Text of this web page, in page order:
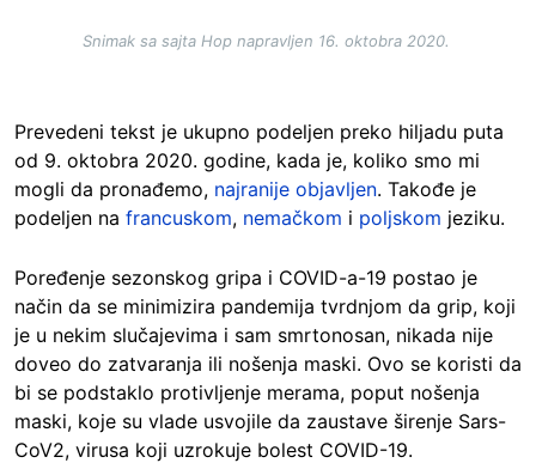
Snimak sa sajta Hop napravljen 16. oktobra 2020.
Prevedeni tekst je ukupno podeljen preko hiljadu puta
od 9. oktobra 2020. godine, kada je, koliko smo mi
mogli da pronađemo, najranije objavljen. Takođe je
podeljen na francuskom, nemačkom i poljskom jeziku.
Poređenje sezonskog gripa i COVID-a-19 postao je
način da se minimizira pandemija tvrdnjom da grip, koji
je u nekim slučajevima i sam smrtonosan, nikada nije
doveo do zatvaranja ili nošenja maski. Ovo se koristi da
bi se podstaklo protivljenje merama, poput nošenja
maski, koje su vlade usvojile da zaustave širenje Sars-
CoV2, virusa koji uzrokuje bolest COVID-19.